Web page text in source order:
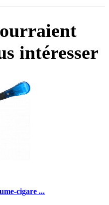
intéresser
cigare ...